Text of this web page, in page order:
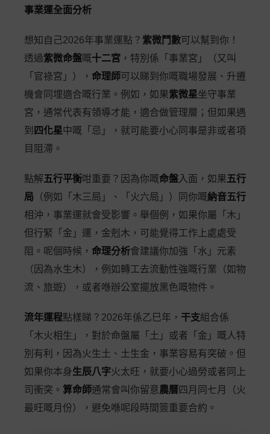
事業運全面分析
想知自己2026年事業運點？ 紫微鬥數可以幫到你！
透過紫微命盤嘅十二宮 ，特別係「事業宮」（又叫
「官祿宮」）， 命理師可以睇到你嘅職場發展、升遷
機會同埋適合嘅行業。例如，如果紫微星坐守事業
宮，通常代表有領導才能，適合做管理層；但如果遇
到 四化星中嘅「忌」，就可能要小心同事是非或者項
目阻滯。
點解五行平衡咁重要？因為你嘅命盤入面，如果五行
局 （例如「木三局」、「火六局」）同你嘅納音五行
相沖，事業運就會受影響。舉個例，如果你屬「木」
但行緊「金」運，金剋木，可能覺得工作上處處受
阻。呢個時候， 命理分析會建議你加強「水」元素
（因為水生木），例如轉工去流動性強嘅行業（如物
流、旅遊），或者喺辦公室擺放黑色嘅物件。
流年運程點樣睇？2026年係乙巳年， 干支組合係
「木火相生」，對於命盤屬「土」或者「金」嘅人特
別有利，因為火生土、土生金，事業容易有突破。但
如果你本身生辰八字火太旺，就要小心過勞或者同上
司衝突。 算命師通常會叫你留意農曆四月同七月（火
最旺嘅月份），避免喺呢段時間簽重要合約。